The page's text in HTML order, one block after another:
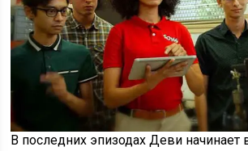
В последних эпизодах Деви начинает